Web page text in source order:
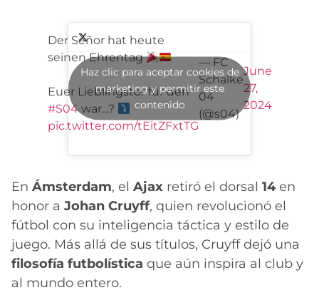
Der Señor hat heute
seinen Ehrentag
Euer Lieblingstor für den
#S04war…?
pic.twitter.com/tEitZFxtTG
— FC
Schalke
04
(@s04)
June
27,
2024
Haz clic para aceptar cookies de
marketing y permitir este
contenido
En Ámsterdam, el Ajax retiró el dorsal 14en
honor a Johan Cruyff, quien revolucionó el
fútbol con su inteligencia táctica y estilo de
juego. Más allá de sus títulos, Cruyff dejó una
filosofía futbolística que aún inspira al club y
al mundo entero.